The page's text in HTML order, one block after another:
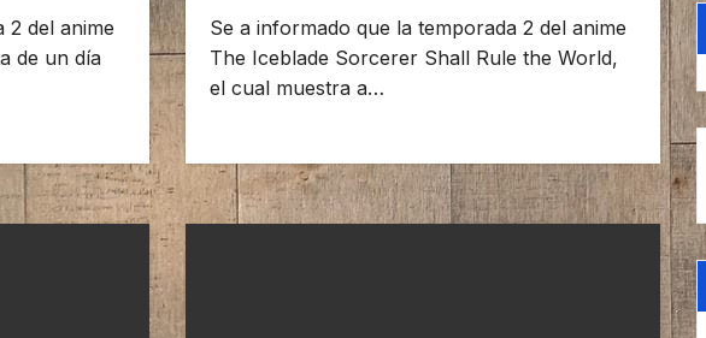
2 del anime
de un día
Se a informado que la temporada 2 del anime
The Iceblade Sorcerer Shall Rule the World,
el cual muestra a…